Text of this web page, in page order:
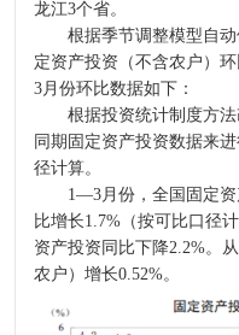
龙江3个省。
根据季节调整模型自动
定资产投资（不含农户）
3月份环比数据如下：
根据投资统计制度方法
同期固定资产投资数据来
径计算。
1—3月份，全国固定资产
比增长1.7%（按可比口径
资产投资同比下降2.2%。
农户）增长0.52%。